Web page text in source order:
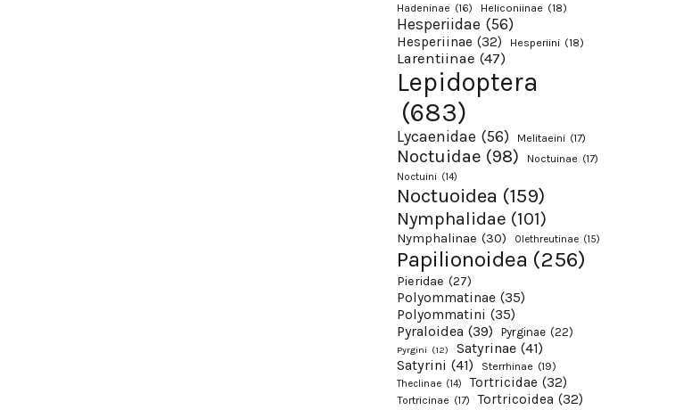
Hadeninae (16) Heliconiinae (18)
Hesperiidae (56)
Hesperiinae (32) Hesperiini (18)
Larentiinae (47)
Lepidoptera
(683)
Lycaenidae (56) Melitaeini (17)
Noctuidae (98) Noctuinae (17)
Noctuini (14)
Noctuoidea (159)
Nymphalidae (101)
Nymphalinae (30) Olethreutinae (15)
Papilionoidea (256)
Pieridae (27)
Polyommatinae (35)
Polyommatini (35)
Pyraloidea (39) Pyrginae (22)
Pyrgini (12) Satyrinae (41)
Satyrini (41) Sterrhinae (19)
Theclinae (14) Tortricidae (32)
Tortricinae (17) Tortricoidea (32)